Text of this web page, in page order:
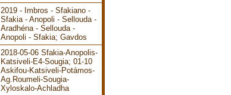
2019 - Imbros - Sfakiano -
Sfakia - Anopoli - Sellouda -
Aradhéna - Sellouda -
Anopoli - Sfakia; Gavdos
2018-05-06 Sfakia-Anopolis-
Katsiveli-E4-Sougia; 01-10
Askifou-Katsiveli-Potámos-
Ag.Roumeli-Sougia-
Xyloskalo-Achladha